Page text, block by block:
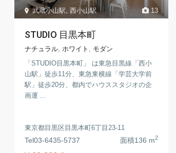
13
武蔵小山駅 西小山駅
STUDIO 目黒本町
ナチュラル, ホワイト
モダン
「STUDIO目黒本町」 は東急目黒線「西小
山駅」徒歩11分、東急東横線「学芸大学前
駅」徒歩20分、都内でハウススタジオの企
画運 ...
東京都目黒区目黒本町6丁目23-11
Tel03-6435-5737 面積136 m2